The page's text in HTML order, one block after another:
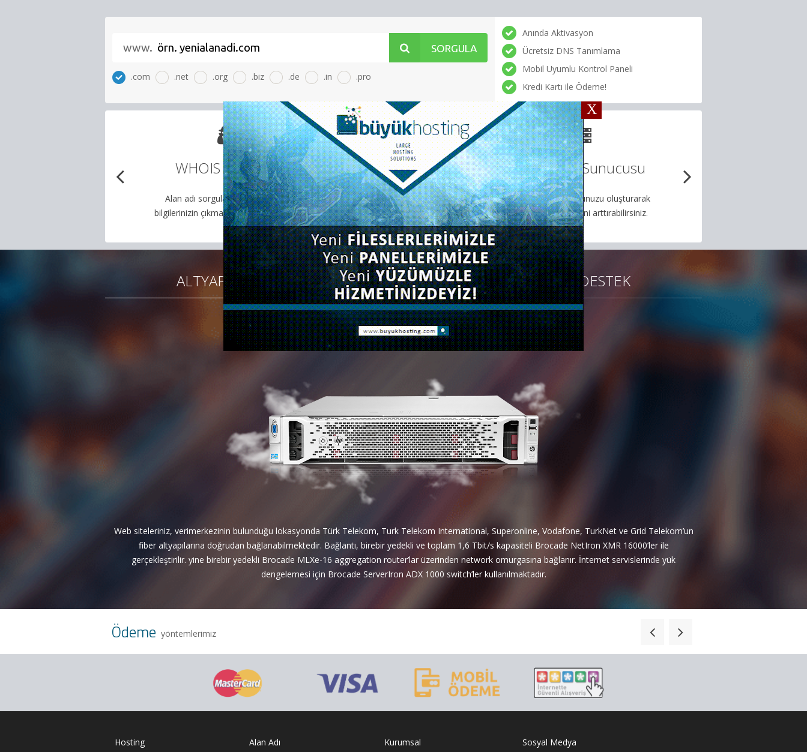
X
www. SORGULA
.com .net .org .biz .de .in .pro
Anında Aktivasyon
Ücretsiz DNS Tanımlama
Mobil Uyumlu Kontrol Paneli
Kredi Kartı ile Ödeme!
WHOIS Gizleme Alan Adı Kilitleme
Alan adınızı kilitleyerek koruyabilir ve
çalınma riskini ortadan
kaldırabilirsiniz.
Özel DNS Sunucusu
Kendi DNS sunucunuzu oluşturarak
markanızın değerini arttırabilirsiniz.
WHOIS Gizleme
Alan adı sorgulamasında kişisel
bilgilerinizin çıkmasını gizleyebilirsiniz.
ALTYAPI ÜCRETSIZ TAŞIMA DESTEK
GÜÇLÜ ALTYAPIYÜKSEK PERFORMANS
Web siteleriniz, verimerkezinin bulunduğu lokasyonda Türk Telekom, Turk Telekom International, Superonline, Vodafone, TurkNet ve Grid Telekom’un
fiber altyapılarına doğrudan bağlanabilmektedir. Bağlantı, birebir yedekli ve toplam 1,6 Tbit/s kapasiteli Brocade NetIron XMR 16000’ler ile
gerçekleştirilir. yine birebir yedekli Brocade MLXe-16 aggregation router’lar üzerinden network omurgasına bağlanır. İnternet servislerinde yük
dengelemesi için Brocade ServerIron ADX 1000 switch’ler kullanılmaktadır.
Ödeme yöntemlerimiz
Hosting Alan Adı Kurumsal Sosyal Medya